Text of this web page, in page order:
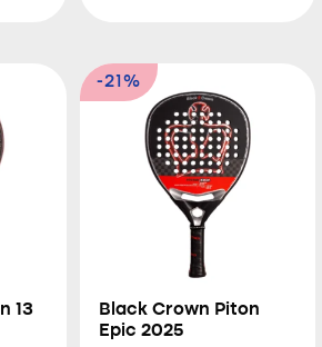
13
-21%
Black Crown Piton
Epic 2025